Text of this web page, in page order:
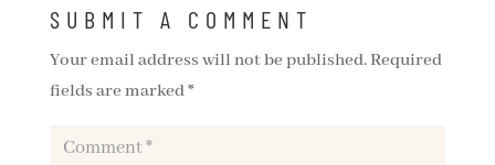
SUBMIT A COMMENT
Your email address will not be published.Required
fields are marked*